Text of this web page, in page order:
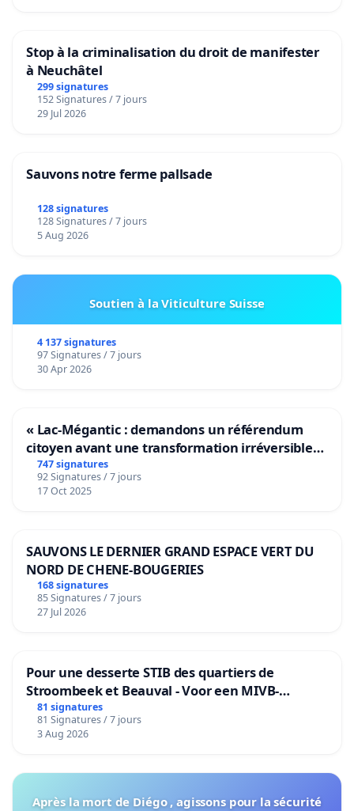
Stop à la criminalisation du droit de manifester
à Neuchâtel
299 signatures
152 Signatures / 7 jours
29 Jul 2026
Sauvons notre ferme pallsade
128 signatures
128 Signatures / 7 jours
5 Aug 2026
Soutien à la Viticulture Suisse
4 137 signatures
97 Signatures / 7 jours
30 Apr 2026
« Lac-Mégantic : demandons un référendum
citoyen avant une transformation irréversible
de notre territoire »
747 signatures
92 Signatures / 7 jours
17 Oct 2025
SAUVONS LE DERNIER GRAND ESPACE VERT DU
NORD DE CHENE-BOUGERIES
168 signatures
85 Signatures / 7 jours
27 Jul 2026
Pour une desserte STIB des quartiers de
Stroombeek et Beauval - Voor een MIVB-
bediening van de wijken Strombeek en Het
Voor
81 signatures
81 Signatures / 7 jours
3 Aug 2026
Après la mort de Diégo , agissons pour la sécurité